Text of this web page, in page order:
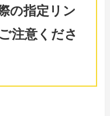
の指定リン
注意くださ